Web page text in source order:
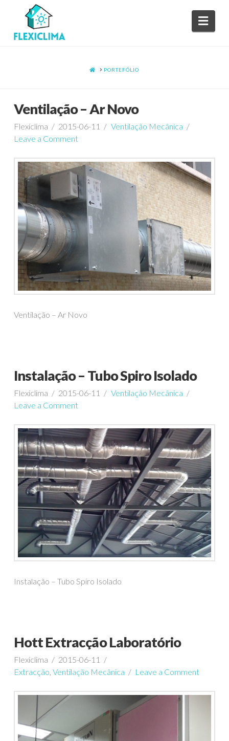
HOMEPORTEFÓLIO
Ventilação – Ar Novo
Flexiclima 2015-06-11
Ventilação Mecânica
Leave a Comment
Ventilação – Ar Novo
Instalação – Tubo Spiro Isolado
Flexiclima 2015-06-11
Ventilação Mecânica
Leave a Comment
Instalação – Tubo Spiro Isolado
Hott Extracção Laboratório
Flexiclima
2015-06-11
Extracção, Ventilação Mecânica Leave a Comment